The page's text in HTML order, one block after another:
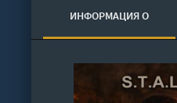
ИНФОРМАЦИЯ О
АУДИОКНИГЕ